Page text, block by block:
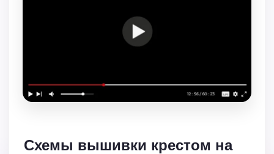
Схемы вышивки крестом на